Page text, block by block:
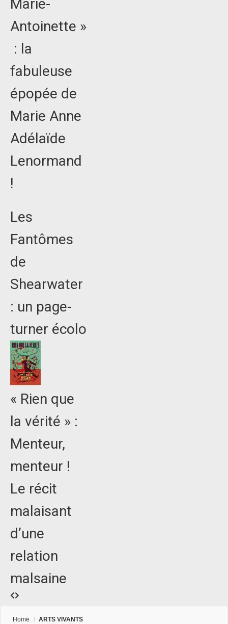
Marie-
Antoinette »
: la
fabuleuse
épopée de
Marie Anne
Adélaïde
Lenormand
!
Les
Fantômes
de
Shearwater
: un page-
turner écolo
« Rien que
la vérité » :
Menteur,
menteur !
Le récit
malaisant
d’une
relation
malsaine
Home / ARTS VIVANTS